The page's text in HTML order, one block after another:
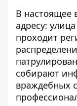
В настоящее
адресу:
проходит
собирают
враждебных